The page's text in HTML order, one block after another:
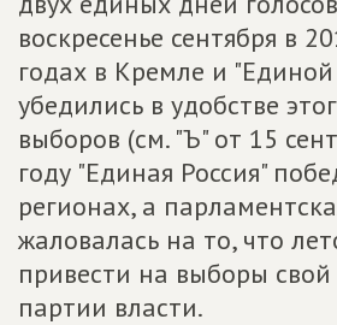
воскресенье сентября в
годах в Кремле и "Единой
убедились в удобстве
выборов (см. "Ъ" от 15
году "Единая Россия"
регионах, а
жаловалась на то, что
привести на выборы свой
партии власти.